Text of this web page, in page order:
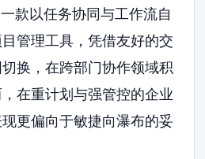
款以任务协同与工作流自
管理工具，凭借友好的交
换，在跨部门协作领域积
在重计划与强管控的企业
更偏向于敏捷向瀑布的妥